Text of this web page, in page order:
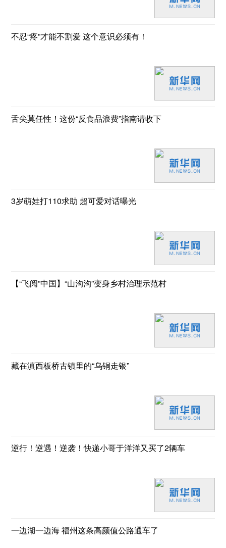
不忍“疼”才能不割爱 这个意识必须有！
舌尖莫任性！这份“反食品浪费”指南请收下
3岁萌娃打110求助 超可爱对话曝光
【“飞阅”中国】“山沟沟”变身乡村治理示范村
藏在滇西板桥古镇里的“乌铜走银”
逆行！逆遇！逆袭！快递小哥于洋洋又买了2辆车
一边湖一边海 福州这条高颜值公路通车了